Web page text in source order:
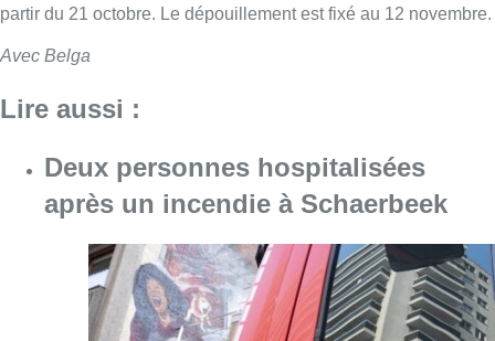
partir du 21 octobre. Le dépouillement est fixé au 12 novembre.
Avec Belga
Lire aussi :
Deux personnes hospitalisées
après un incendie à Schaerbeek